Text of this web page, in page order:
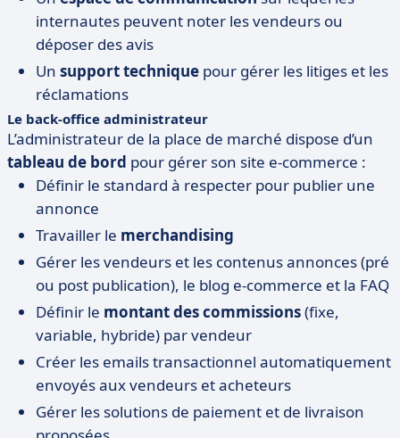
internautes peuvent noter les vendeurs ou
déposer des avis
Un support technique pour gérer les litiges et les
réclamations
Le back-office administrateur
L’administrateur de la place de marché dispose d’un
tableau de bord pour gérer son site e-commerce :
Définir le standard à respecter pour publier une
annonce
Travailler le merchandising
Gérer les vendeurs et les contenus annonces (pré
ou post publication), le blog e-commerce et la FAQ
Définir le montant des commissions(fixe,
variable, hybride) par vendeur
Créer les emails transactionnel automatiquement
envoyés aux vendeurs et acheteurs
Gérer les solutions de paiement et de livraison